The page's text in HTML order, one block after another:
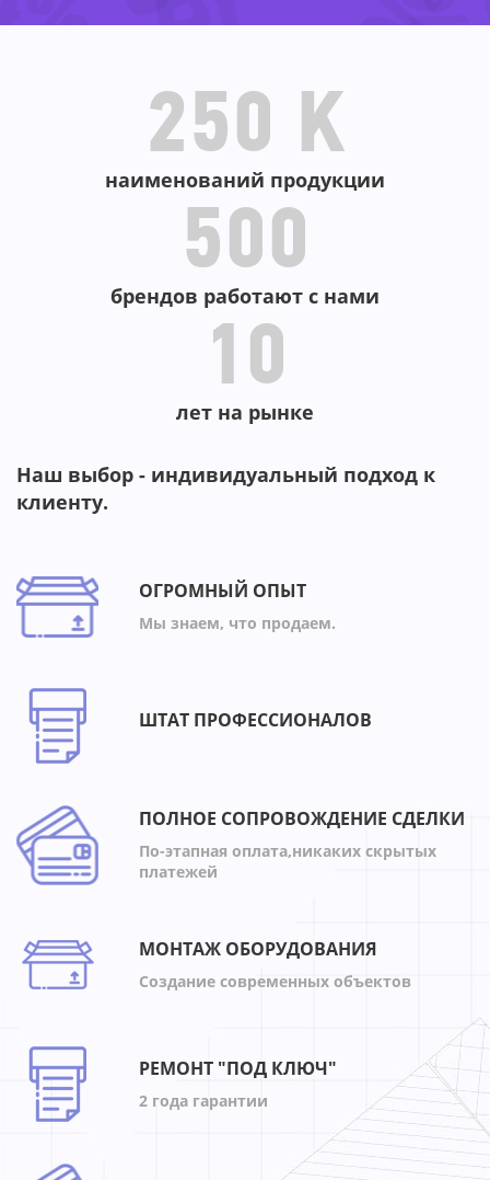
-67%
250 K
наименований продукции
500
брендов работают с нами
10
лет на рынке
Наш выбор - индивидуальный подход к
клиенту.
ОГРОМНЫЙ ОПЫТ
Мы знаем, что продаем.
ШТАТ ПРОФЕССИОНАЛОВ
ПОЛНОЕ СОПРОВОЖДЕНИЕ СДЕЛКИ
По-этапная оплата,никаких скрытых
платежей
МОНТАЖ ОБОРУДОВАНИЯ
Создание современных объектов
РЕМОНТ "ПОД КЛЮЧ"
2 года гарантии